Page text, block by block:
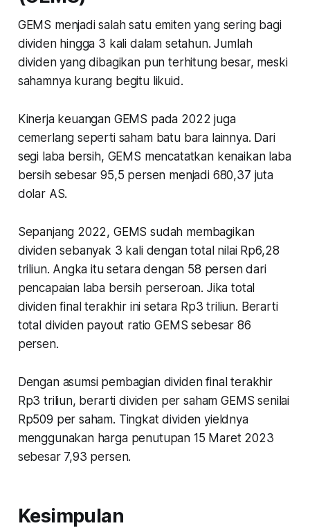
GEMS menjadi salah satu emiten yang sering bagi
dividen hingga 3 kali dalam setahun. Jumlah
dividen yang dibagikan pun terhitung besar, meski
sahamnya kurang begitu likuid.
Kinerja keuangan GEMS pada 2022 juga
cemerlang seperti saham batu bara lainnya. Dari
segi laba bersih, GEMS mencatatkan kenaikan laba
bersih sebesar 95,5 persen menjadi 680,37 juta
dolar AS.
Sepanjang 2022, GEMS sudah membagikan
dividen sebanyak 3 kali dengan total nilai Rp6,28
triliun. Angka itu setara dengan 58 persen dari
pencapaian laba bersih perseroan. Jika total
dividen final terakhir ini setara Rp3 triliun. Berarti
total dividen payout ratio GEMS sebesar 86
persen.
Dengan asumsi pembagian dividen final terakhir
Rp3 triliun, berarti dividen per saham GEMS senilai
Rp509 per saham. Tingkat dividen yieldnya
menggunakan harga penutupan 15 Maret 2023
sebesar 7,93 persen.
Kesimpulan